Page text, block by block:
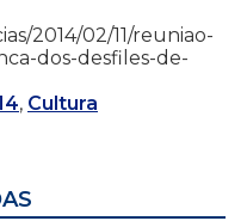
2014/02/11/reuniao-
dos-desfiles-de-
, Cultura